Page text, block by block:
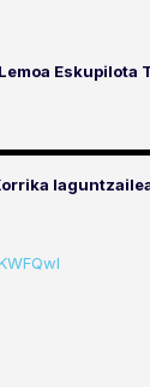
Lemoa Eskupilota